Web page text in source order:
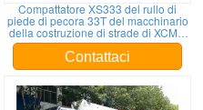
Compattatore XS333 del rullo di
piede di pecora 33T del macchinario
della costruzione di strade di XCMG
grande
Contattaci